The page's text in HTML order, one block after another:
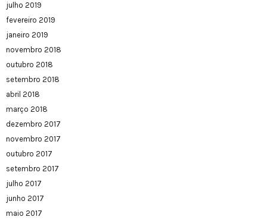
julho 2019
fevereiro 2019
janeiro 2019
novembro 2018
outubro 2018
setembro 2018
abril 2018
março 2018
dezembro 2017
novembro 2017
outubro 2017
setembro 2017
julho 2017
junho 2017
maio 2017